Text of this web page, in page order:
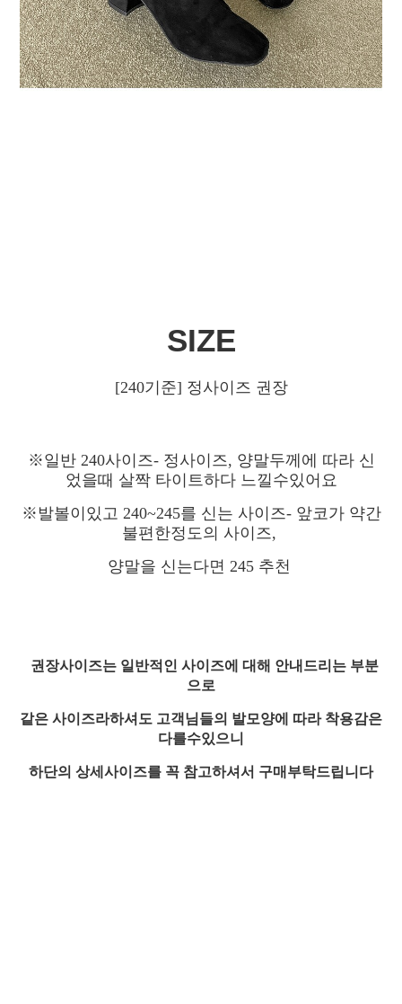
SIZE
[240기준] 정사이즈 권장
※일반 240사이즈- 정사이즈, 양말두께에 따라 신
었을때 살짝 타이트하다 느낄수있어요
※발볼이있고 240~245를 신는 사이즈- 앞코가 약간
불편한정도의 사이즈,
양말을 신는다면 245 추천
권장사이즈는 일반적인 사이즈에 대해 안내드리는 부분
으로
같은 사이즈라하셔도 고객님들의 발모양에 따라 착용감은
다를수있으니
하단의 상세사이즈를 꼭 참고하셔서 구매부탁드립니다